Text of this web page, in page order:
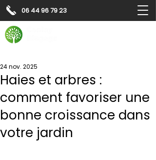
06 44 96 79 23
Haies et arbres :
comment favoriser une
bonne croissance dans
votre jardin
24 nov. 2025